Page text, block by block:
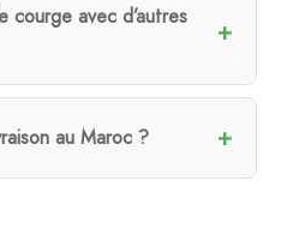
courge avec d’autres
au Maroc ?